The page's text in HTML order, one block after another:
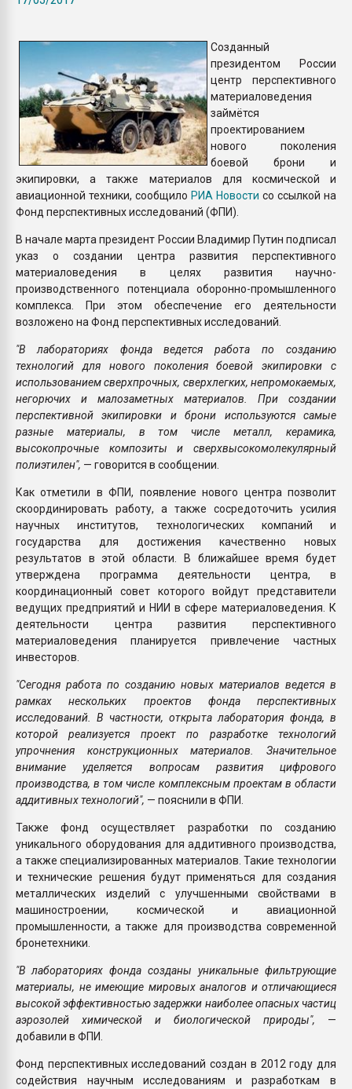
ПЕРЕЙТИ НА
Созданный
президентом России
центр перспективного
материаловедения
займётся
проектированием
нового поколения
боевой брони и
экипировки, а также материалов для космической и
авиационной техники, сообщило РИА Новости со ссылкой на
Фонд перспективных исследований (ФПИ).
В начале марта президент России Владимир Путин подписал
указ о создании центра развития перспективного
материаловедения в целях развития научно-
производственного потенциала оборонно-промышленного
комплекса. При этом обеспечение его деятельности
возложено на Фонд перспективных исследований.
"В лабораториях фонда ведется работа по созданию
технологий для нового поколения боевой экипировки с
использованием сверхпрочных, сверхлегких, непромокаемых,
негорючих и малозаметных материалов. При создании
перспективной экипировки и брони используются самые
разные материалы, в том числе металл, керамика,
высокопрочные композиты и сверхвысокомолекулярный
полиэтилен", — говорится в сообщении.
Как отметили в ФПИ, появление нового центра позволит
скоординировать работу, а также сосредоточить усилия
научных институтов, технологических компаний и
государства для достижения качественно новых
результатов в этой области. В ближайшее время будет
утверждена программа деятельности центра, в
координационный совет которого войдут представители
ведущих предприятий и НИИ в сфере материаловедения. К
деятельности центра развития перспективного
материаловедения планируется привлечение частных
инвесторов.
"Сегодня работа по созданию новых материалов ведется в
рамках нескольких проектов фонда перспективных
исследований. В частности, открыта лаборатория фонда, в
которой реализуется проект по разработке технологий
упрочнения конструкционных материалов. Значительное
внимание уделяется вопросам развития цифрового
производства, в том числе комплексным проектам в области
аддитивных технологий", — пояснили в ФПИ.
Также фонд осуществляет разработки по созданию
уникального оборудования для аддитивного производства,
а также специализированных материалов. Такие технологии
и технические решения будут применяться для создания
металлических изделий с улучшенными свойствами в
машиностроении, космической и авиационной
промышленности, а также для производства современной
бронетехники.
"В лабораториях фонда созданы уникальные фильтрующие
материалы, не имеющие мировых аналогов и отличающиеся
высокой эффективностью задержки наиболее опасных частиц
аэрозолей химической и биологической природы", —
добавили в ФПИ.
Фонд перспективных исследований создан в 2012 году для
содействия научным исследованиям и разработкам в